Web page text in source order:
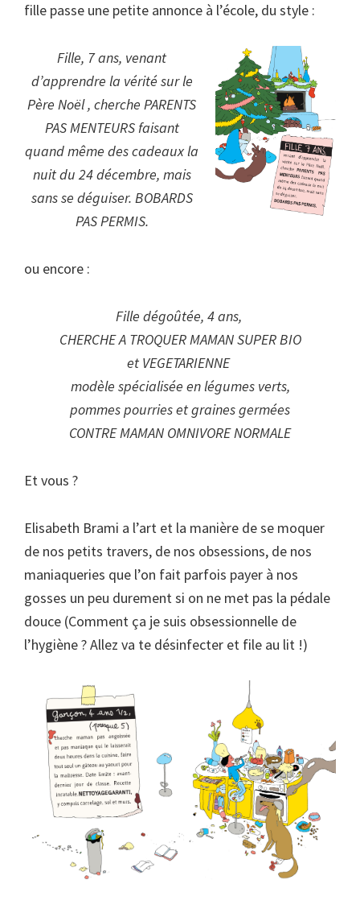
fille passe une petite annonce à l’école, du style :
Fille, 7 ans, venant
d’apprendre la vérité sur le
Père Noël , cherche PARENTS
PAS MENTEURS faisant
quand même des cadeaux la
nuit du 24 décembre, mais
sans se déguiser. BOBARDS
PAS PERMIS.
ou encore :
Fille dégoûtée, 4 ans,
CHERCHE A TROQUER MAMAN SUPER BIO
et VEGETARIENNE
modèle spécialisée en légumes verts,
pommes pourries et graines germées
CONTRE MAMAN OMNIVORE NORMALE
Et vous ?
Elisabeth Brami a l’art et la manière de se moquer
de nos petits travers, de nos obsessions, de nos
maniaqueries que l’on fait parfois payer à nos
gosses un peu durement si on ne met pas la pédale
douce (Comment ça je suis obsessionnelle de
l’hygiène ? Allez va te désinfecter et file au lit !)